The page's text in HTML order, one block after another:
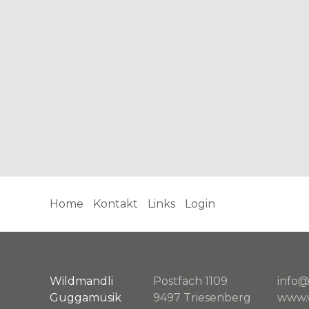
Home Kontakt Links Login
Wildmandli
Guggamusik
Postfach 1109
9497 Triesenberg